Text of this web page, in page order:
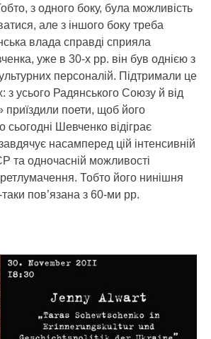
з одного боку, була можливість
але з іншого боку треба
влада справді сприяла
уже в 30-х рр. він був однією з
персоналій. Підтримали це
з усього Радянського Союзу й від
приїздили поети, щоб його
Шевченко відіграє
насамперед цій інтенсивній
та одночасній можливості
Тобто його нинішня
пов’язана з 60-ми рр.